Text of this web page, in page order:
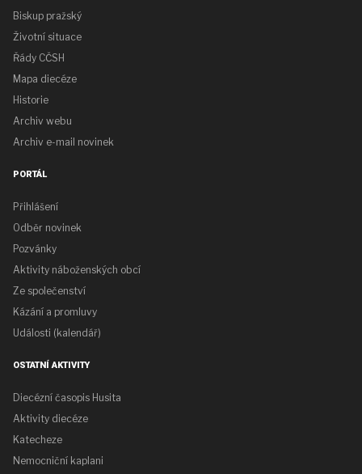
Biskup pražský
Životní situace
Řády CČSH
Mapa diecéze
Historie
Archiv webu
Archiv e-mail novinek
PORTÁL
Přihlášení
Odběr novinek
Pozvánky
Aktivity náboženských obcí
Ze společenství
Kázání a promluvy
Události (kalendář)
OSTATNÍ AKTIVITY
Diecézní časopis Husita
Aktivity diecéze
Katecheze
Nemocniční kaplani